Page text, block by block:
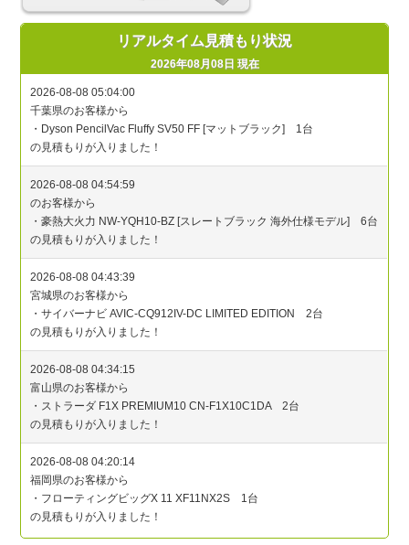
リアルタイム見積もり状況
2026年08月08日 現在